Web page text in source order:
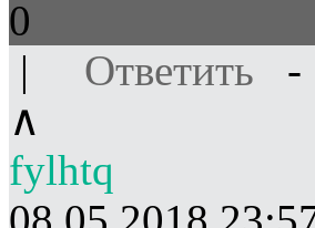
0
|
Ответить -
∧
fylhtq